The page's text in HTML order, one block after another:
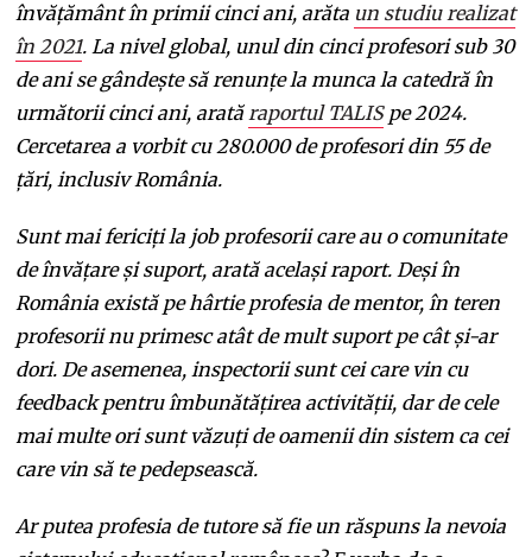
învățământ în primii cinci ani, arăta un studiu realizat
în 2021. La nivel global, unul din cinci profesori sub 30
de ani se gândește să renunțe la munca la catedră în
următorii cinci ani, aratăraportul TALISpe 2024.
Cercetarea a vorbit cu 280.000 de profesori din 55 de
țări, inclusiv România.
Sunt mai fericiți la job profesorii care au o comunitate
de învățare și suport, arată același raport. Deși în
România există pe hârtie profesia de mentor, în teren
profesorii nu primesc atât de mult suport pe cât și-ar
dori. De asemenea, inspectorii sunt cei care vin cu
feedback pentru îmbunătățirea activității, dar de cele
mai multe ori sunt văzuți de oamenii din sistem ca cei
care vin să te pedepsească.
Ar putea profesia de tutore să fie un răspuns la nevoia